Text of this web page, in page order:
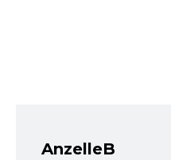
AnzelleB